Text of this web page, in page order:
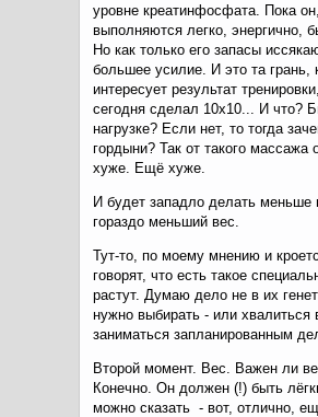
уровне креатинфосфата. Пока
выполняются легко, энергично,
Но как только его запасы
большее усилие. И это та
интересует результат
сегодня сделал 10х10... И что?
нагрузке? Если нет, то тогда
гордыни? Так от такого
хуже. Ещё хуже.
И будет западло делать меньше
гораздо меньший вес.
Тут-то, по моему мнению и
говорят, что есть такое
растут. Думаю дело не в их
нужно выбирать - или
заниматься запланированным
Второй момент. Вес. Важен ли
Конечно. Он должен (!) быть
можно сказать - вот, отлично,